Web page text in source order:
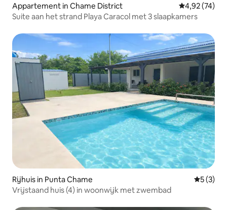
Appartement in Chame District Gemiddelde
4,92 (74)
Suite aan het strand Playa Caracol met 3 slaapkamers
Rijhuis in Punta Chame
5 (3)
Vrijstaand huis (4) in woonwijk met zwembad